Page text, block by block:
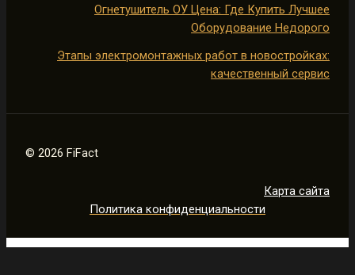
Огнетушитель ОУ Цена: Где Купить Лучшее
Оборудование Недорого
Этапы электромонтажных работ в новостройках:
качественный сервис
© 2026 FiFact
Карта сайта
Политика конфиденциальности